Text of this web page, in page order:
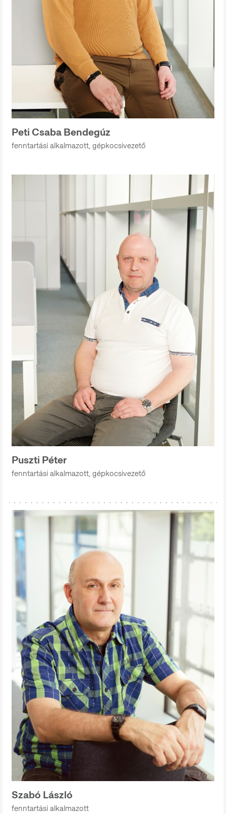
Peti Csaba Bendegúz
fenntartási alkalmazott, gépkocsivezető
Puszti Péter
fenntartási alkalmazott, gépkocsivezető
Szabó László
fenntartási alkalmazott